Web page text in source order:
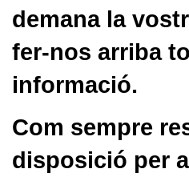
demana la
fer-nos arriba
informació.
Com sempre
disposició per